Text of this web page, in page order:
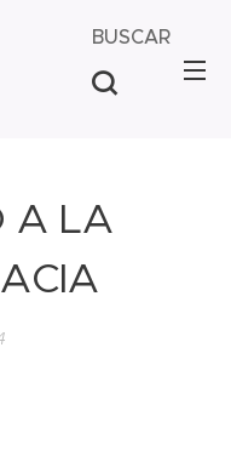
BUSCAR
A LA